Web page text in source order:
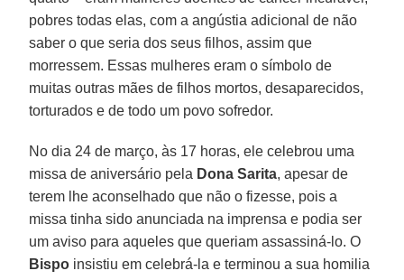
pobres todas elas, com a angústia adicional de não
saber o que seria dos seus filhos, assim que
morressem. Essas mulheres eram o símbolo de
muitas outras mães de filhos mortos, desaparecidos,
torturados e de todo um povo sofredor.
No dia 24 de março, às 17 horas, ele celebrou uma
missa de aniversário pela Dona Sarita, apesar de
terem lhe aconselhado que não o fizesse, pois a
missa tinha sido anunciada na imprensa e podia ser
um aviso para aqueles que queriam assassiná-lo. O
Bispo insistiu em celebrá-la e terminou a sua homilia